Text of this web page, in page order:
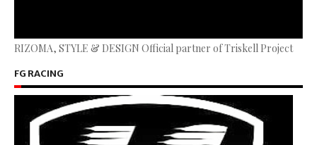
RIZOMA, STYLE & DESIGN Official partner of Triskell Project
FG RACING